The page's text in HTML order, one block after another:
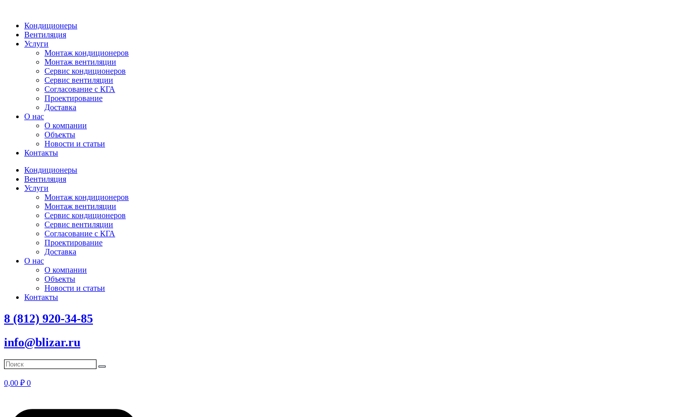
Кондиционеры
Вентиляция
Услуги
Монтаж кондиционеров
Монтаж вентиляции
Сервис кондиционеров
Сервис вентиляции
Согласование с КГА
Проектирование
Доставка
О нас
О компании
Объекты
Новости и статьи
Контакты
Кондиционеры
Вентиляция
Услуги
Монтаж кондиционеров
Монтаж вентиляции
Сервис кондиционеров
Сервис вентиляции
Согласование с КГА
Проектирование
Доставка
О нас
О компании
Объекты
Новости и статьи
Контакты
8 (812) 920-34-85
info@blizar.ru
0,00 ₽ 0